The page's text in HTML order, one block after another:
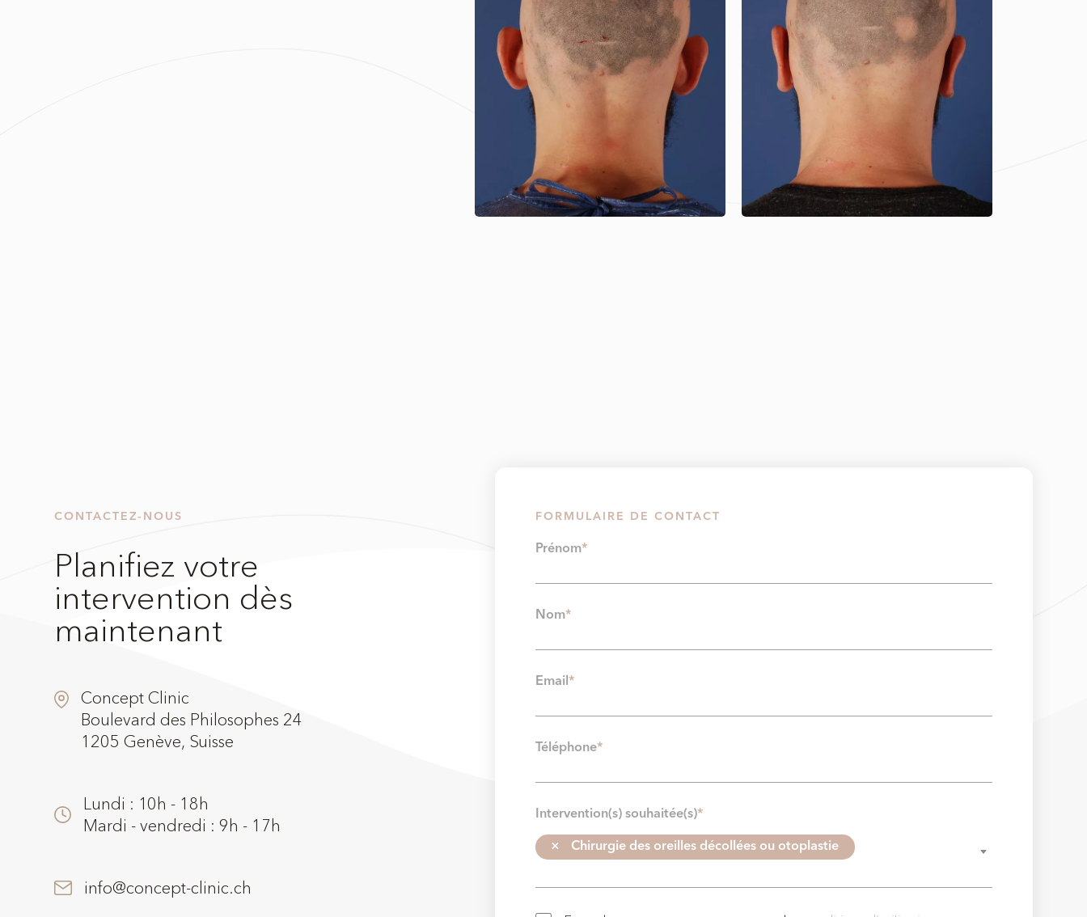
CONTACTEZ-NOUS
Planifiez votre
intervention dès
maintenant
Concept Clinic
Boulevard des Philosophes 24
1205 Genève, Suisse
Lundi : 10h - 18h
Mardi - vendredi : 9h - 17h
info@concept-clinic.ch
FORMULAIRE DE CONTACT
Prénom*
Nom*
Email *
Téléphone*
Intervention(s) souhaitée(s)*
× Chirurgie des oreilles décollées ou otoplastie